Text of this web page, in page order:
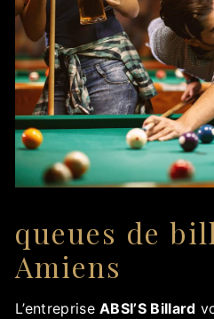
queues de
Amiens
L’entrepriseABSI’S Billard